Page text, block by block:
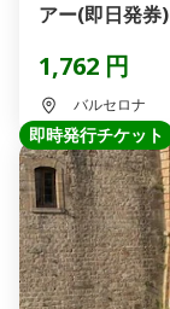
アー(即日発券)
1,762 円
バルセロナ
即時発行チケット